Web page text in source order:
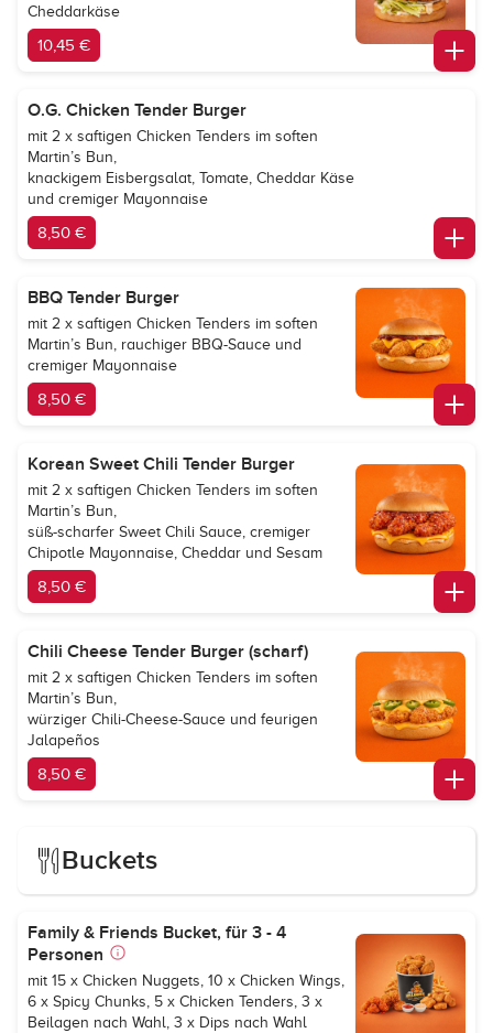
Cheddarkäse
10,45 €
O.G. Chicken Tender Burger
mit 2 x saftigen Chicken Tenders im soften
Martin’s Bun,
knackigem Eisbergsalat, Tomate, Cheddar Käse
und cremiger Mayonnaise
8,50 €
BBQ Tender Burger
mit 2 x saftigen Chicken Tenders im soften
Martin’s Bun, rauchiger BBQ-Sauce und
cremiger Mayonnaise
8,50 €
Korean Sweet Chili Tender Burger
mit 2 x saftigen Chicken Tenders im soften
Martin’s Bun,
süß-scharfer Sweet Chili Sauce, cremiger
Chipotle Mayonnaise, Cheddar und Sesam
8,50 €
Chili Cheese Tender Burger (scharf)
mit 2 x saftigen Chicken Tenders im soften
Martin’s Bun,
würziger Chili-Cheese-Sauce und feurigen
Jalapeños
8,50 €
Buckets
Family & Friends Bucket, für 3 - 4
Personen
mit 15 x Chicken Nuggets, 10 x Chicken Wings,
6 x Spicy Chunks, 5 x Chicken Tenders, 3 x
Beilagen nach Wahl, 3 x Dips nach Wahl